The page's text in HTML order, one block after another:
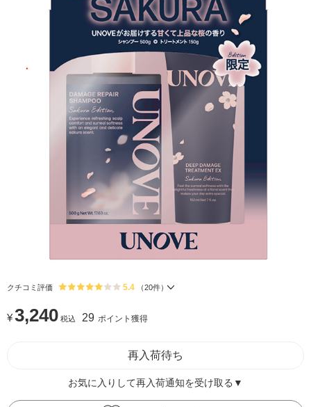
クチコミ評価 5.4 （20件）
¥3,240 税込 29 ポイント獲得
再入荷待ち
お気に入りして再入荷通知を受け取る▼